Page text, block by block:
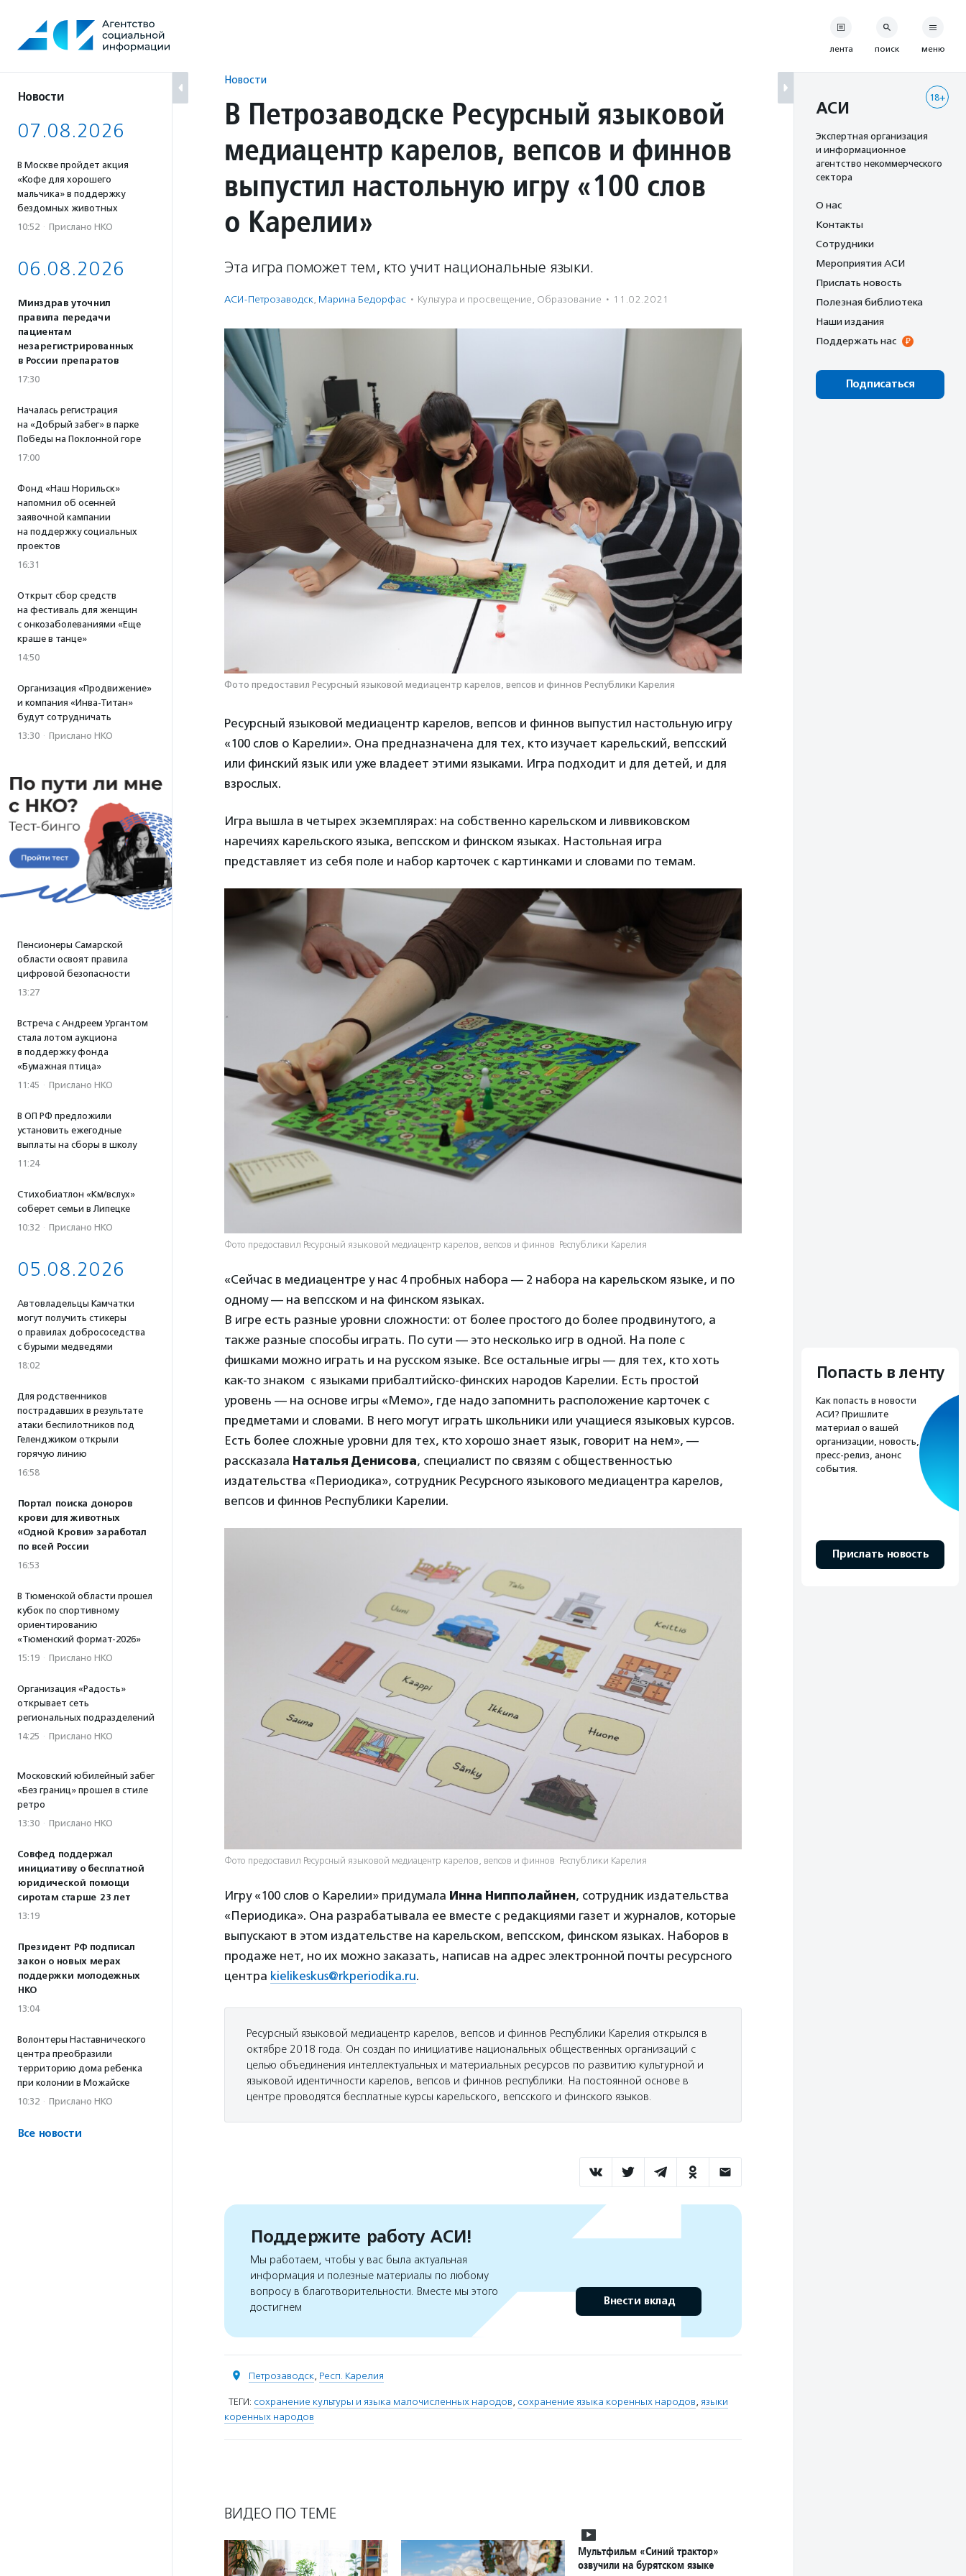
содержанию
Новости
07.08.2026
В Москве пройдет акция
«Кофе для хорошего
мальчика» в поддержку
бездомных животных
10:52 · Прислано НКО
06.08.2026
Минздрав уточнил
правила передачи
пациентам
незарегистрированных
в России препаратов
17:30
Началась регистрация
на «Добрый забег» в парке
Победы на Поклонной горе
17:00
Фонд «Наш Норильск»
напомнил об осенней
заявочной кампании
на поддержку социальных
проектов
16:31
Открыт сбор средств
на фестиваль для женщин
с онкозаболеваниями «Еще
краше в танце»
14:50
Организация «Продвижение»
и компания «Инва-Титан»
будут сотрудничать
13:30 · Прислано НКО
Пенсионеры Самарской
области освоят правила
цифровой безопасности
13:27
Встреча с Андреем Ургантом
стала лотом аукциона
в поддержку фонда
«Бумажная птица»
11:45 · Прислано НКО
В ОП РФ предложили
установить ежегодные
выплаты на сборы в школу
11:24
Стихобиатлон «Км/вслух»
соберет семьи в Липецке
10:32 · Прислано НКО
05.08.2026
Автовладельцы Камчатки
могут получить стикеры
о правилах добрососедства
с бурыми медведями
18:02
Для родственников
пострадавших в результате
атаки беспилотников под
Геленджиком открыли
горячую линию
16:58
Портал поиска доноров
крови для животных
«Одной Крови» заработал
по всей России
16:53
В Тюменской области прошел
кубок по спортивному
ориентированию
«Тюменский формат-2026»
15:19 · Прислано НКО
Организация «Радость»
открывает сеть
региональных подразделений
14:25 · Прислано НКО
Московский юбилейный забег
«Без границ» прошел в стиле
ретро
13:30 · Прислано НКО
Совфед поддержал
инициативу о бесплатной
юридической помощи
сиротам старше 23 лет
13:19
Президент РФ подписал
закон о новых мерах
поддержки молодежных
НКО
13:04
Волонтеры Наставнического
центра преобразили
территорию дома ребенка
при колонии в Можайске
10:32 · Прислано НКО
Все новости
Новости
В Петрозаводске Ресурсный языковой
медиацентр карелов, вепсов и финнов
выпустил настольную игру «100 слов
о Карелии»
Эта игра поможет тем, кто учит национальные языки.
АСИ-Петрозаводск, Марина Бедорфас · Культура и просвещение, Образование · 11.02.2021
Фото предоставил Ресурсный языковой медиацентр карелов, вепсов и финнов Республики Карелия
Ресурсный языковой медиацентр карелов, вепсов и финнов выпустил настольную игру
«100 слов о Карелии». Она предназначена для тех, кто изучает карельский, вепсский
или финский язык или уже владеет этими языками. Игра подходит и для детей, и для
взрослых.
Игра вышла в четырех экземплярах: на собственно карельском и ливвиковском
наречиях карельского языка, вепсском и финском языках. Настольная игра
представляет из себя поле и набор карточек с картинками и словами по темам.
Фото предоставил Ресурсный языковой медиацентр карелов, вепсов и финнов Республики Карелия
«Сейчас в медиацентре у нас 4 пробных набора — 2 набора на карельском языке, и по
одному — на вепсском и на финском языках.
В игре есть разные уровни сложности: от более простого до более продвинутого, а
также разные способы играть. По сути — это несколько игр в одной. На поле с
фишками можно играть и на русском языке. Все остальные игры — для тех, кто хоть
как-то знаком с языками прибалтийско-финских народов Карелии. Есть простой
уровень — на основе игры «Мемо», где надо запомнить расположение карточек с
предметами и словами. В него могут играть школьники или учащиеся языковых курсов.
Есть более сложные уровни для тех, кто хорошо знает язык, говорит на нем», —
рассказала Наталья Денисова, специалист по связям с общественностью
издательства «Периодика», сотрудник Ресурсного языкового медиацентра карелов,
вепсов и финнов Республики Карелии.
Фото предоставил Ресурсный языковой медиацентр карелов, вепсов и финнов Республики Карелия
Игру «100 слов о Карелии» придумала Инна Нипполайнен, сотрудник издательства
«Периодика». Она разрабатывала ее вместе с редакциями газет и журналов, которые
выпускают в этом издательстве на карельском, вепсском, финском языках. Наборов в
продаже нет, но их можно заказать, написав на адрес электронной почты ресурсного
центра kielikeskus@rkperiodika.ru.
Ресурсный языковой медиацентр карелов, вепсов и финнов Республики Карелия открылся в
октябре 2018 года. Он создан по инициативе национальных общественных организаций с
целью объединения интеллектуальных и материальных ресурсов по развитию культурной и
языковой идентичности карелов, вепсов и финнов республики. На постоянной основе в
центре проводятся бесплатные курсы карельского, вепсского и финского языков.
Поддержите работу АСИ!
Мы работаем, чтобы у вас была актуальная
информация и полезные материалы по любому
вопросу в благотворительности. Вместе мы этого
достигнем
Внести вклад
Петрозаводск, Респ. Карелия
ТЕГИ: сохранение культуры и языка малочисленных народов, сохранение языка коренных народов, языки
коренных народов
ВИДЕО ПО ТЕМЕ
Мультфильм «Синий трактор»
озвучили на бурятском языке
лента поиск меню
18+
АСИ
Экспертная организация
и информационное
агентство некоммерческого
сектора
О нас
Контакты
Сотрудники
Мероприятия АСИ
Прислать новость
Полезная библиотека
Наши издания
Поддержать нас
Подписаться
Попасть в ленту
Как попасть в новости
АСИ? Пришлите
материал о вашей
организации, новость,
пресс-релиз, анонс
события.
Прислать новость